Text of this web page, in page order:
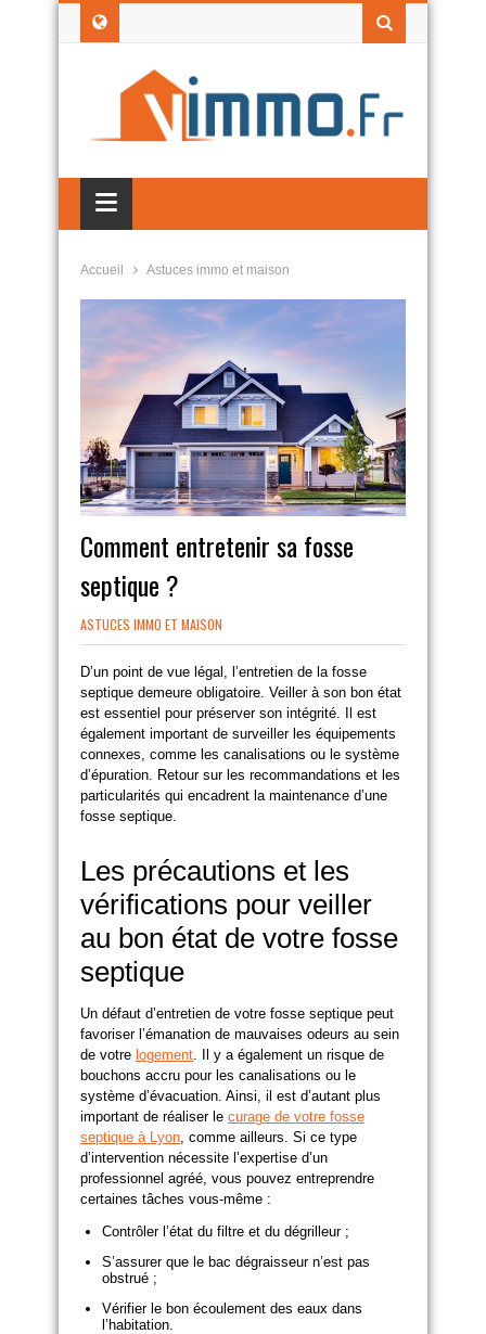
≡
Accueil Astuces immo et maison
Comment entretenir sa fosse
septique ?
ASTUCES IMMO ET MAISON
D’un point de vue légal, l’entretien de la fosse
septique demeure obligatoire. Veiller à son bon état
est essentiel pour préserver son intégrité. Il est
également important de surveiller les équipements
connexes, comme les canalisations ou le système
d’épuration. Retour sur les recommandations et les
particularités qui encadrent la maintenance d’une
fosse septique.
Les précautions et les
vérifications pour veiller
au bon état de votre fosse
septique
Un défaut d’entretien de votre fosse septique peut
favoriser l’émanation de mauvaises odeurs au sein
de votre logement. Il y a également un risque de
bouchons accru pour les canalisations ou le
système d’évacuation. Ainsi, il est d’autant plus
important de réaliser le curage de votre fosse
septique à Lyon, comme ailleurs. Si ce type
d’intervention nécessite l’expertise d’un
professionnel agréé, vous pouvez entreprendre
certaines tâches vous-même :
Contrôler l’état du filtre et du dégrilleur ;
S’assurer que le bac dégraisseur n’est pas
obstrué ;
Vérifier le bon écoulement des eaux dans
l’habitation.